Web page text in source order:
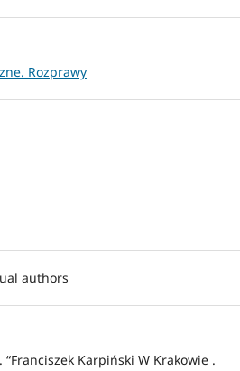
Rozprawy
authors
“Franciszek Karpiński W Krakowie .